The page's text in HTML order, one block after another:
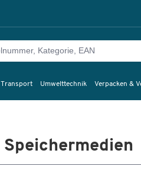
Transport Umwelttechnik Verpacken &
Speichermedien